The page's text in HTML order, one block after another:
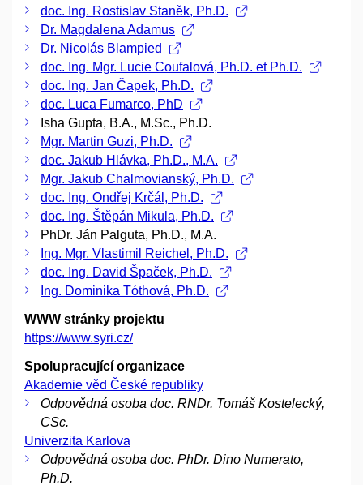
doc. Ing. Rostislav Staněk, Ph.D.
Dr. Magdalena Adamus
Dr. Nicolás Blampied
doc. Ing. Mgr. Lucie Coufalová, Ph.D. et Ph.D.
doc. Ing. Jan Čapek, Ph.D.
doc. Luca Fumarco, PhD
Isha Gupta, B.A., M.Sc., Ph.D.
Mgr. Martin Guzi, Ph.D.
doc. Jakub Hlávka, Ph.D., M.A.
Mgr. Jakub Chalmovianský, Ph.D.
doc. Ing. Ondřej Krčál, Ph.D.
doc. Ing. Štěpán Mikula, Ph.D.
PhDr. Ján Palguta, Ph.D., M.A.
Ing. Mgr. Vlastimil Reichel, Ph.D.
doc. Ing. David Špaček, Ph.D.
Ing. Dominika Tóthová, Ph.D.
WWW stránky projektu
https://www.syri.cz/
Spolupracující organizace
Akademie věd České republiky
Odpovědná osoba doc. RNDr. Tomáš Kostelecký,
CSc.
Univerzita Karlova
Odpovědná osoba doc. PhDr. Dino Numerato,
Ph.D.